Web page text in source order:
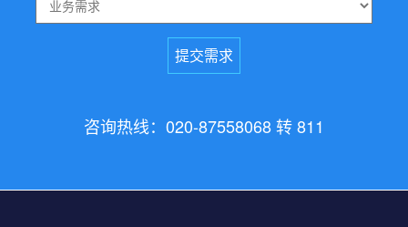
咨询热线：020-87558068 转 811